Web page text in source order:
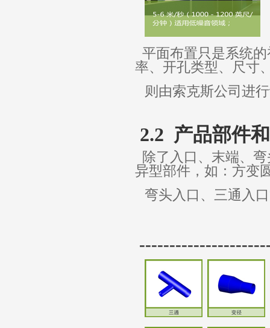
平面布置只是系统
率、开孔类型、尺寸
则 由索克斯公司进
2.2 产品部件
除了入口、末端、
异型部件，如：方变
弯头入口、三通入